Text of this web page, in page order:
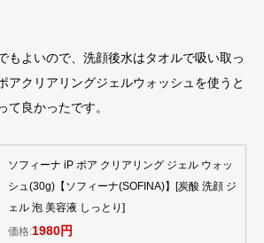
もよいので、洗顔後水はタオルで吸い取っ
アクリアリングジェルウォッシュを使うと
て良かったです。
ソフィーナ iP ポア クリアリング ジェル ウォッ
シュ(30g)【ソフィーナ(SOFINA)】[炭酸 洗顔 ジ
ェル 泡 美容液 しっとり]
価格:1980円